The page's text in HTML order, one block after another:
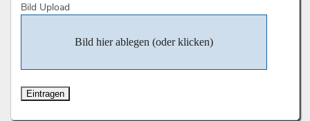
Bild Upload
Bild hier ablegen (oder klicken)